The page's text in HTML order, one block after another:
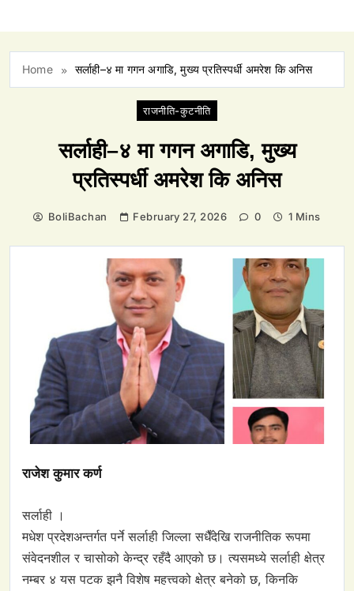
Home सर्लाही–४ मा गगन अगाडि, मुख्य प्रतिस्पर्धी अमरेश कि अनिस
राजनीति-कुटनीति
सर्लाही–४ मा गगन अगाडि, मुख्य
प्रतिस्पर्धी अमरेश कि अनिस
BoliBachan February 27, 2026 0 1 Mins
राजेश कुमार कर्ण
सर्लाही ।
मधेश प्रदेशअन्तर्गत पर्ने सर्लाही जिल्ला सधैँदेखि राजनीतिक रूपमा
संवेदनशील र चासोको केन्द्र रहँदै आएको छ। त्यसमध्ये सर्लाही क्षेत्र
नम्बर ४ यस पटक झनै विशेष महत्त्वको क्षेत्र बनेको छ, किनकि